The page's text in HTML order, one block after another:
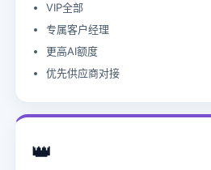
VIP全部
专属客户经理
更高AI额度
优先供应商对接
👑